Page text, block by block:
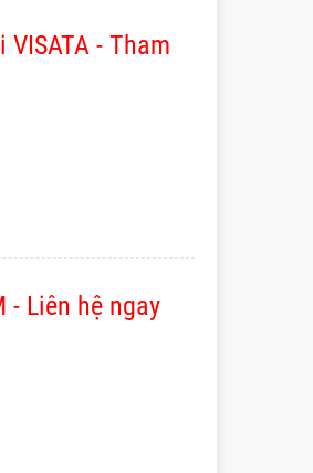
- Tham
- Liên hệ ngay